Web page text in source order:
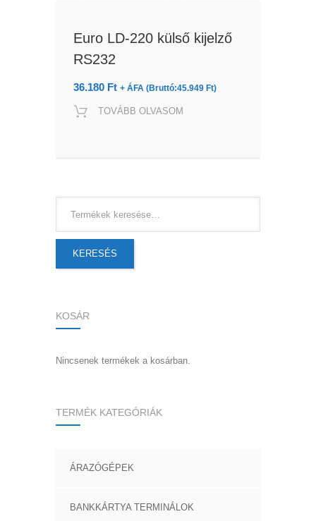
Euro LD-220 külső kijelző
RS232
36.180 Ft + ÁFA (Bruttó:45.949 Ft)
TOVÁBB OLVASOM
KERESÉS
KOSÁR
Nincsenek termékek a kosárban.
TERMÉK KATEGÓRIÁK
ÁRAZÓGÉPEK
BANKKÁRTYA TERMINÁLOK